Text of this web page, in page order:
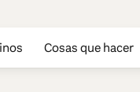
Cosas que hacer